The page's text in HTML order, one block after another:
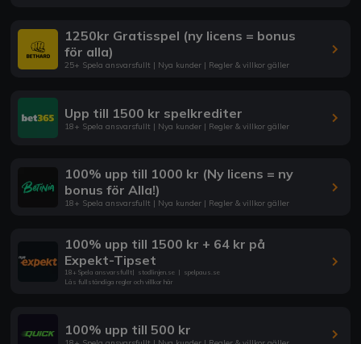
1250kr Gratisspel (ny licens = bonus
för alla)
25+ Spela ansvarsfullt | Nya kunder | Regler & villkor gäller
Upp till 1500 kr spelkrediter
18+ Spela ansvarsfullt | Nya kunder | Regler & villkor gäller
100% upp till 1000 kr (Ny licens = ny
bonus för Alla!)
18+ Spela ansvarsfullt | Nya kunder | Regler & villkor gäller
100% upp till 1500 kr + 64 kr på
Expekt-Tipset
18+ Spela ansvarsfullt| stodlinjen.se | spelpaus.se
Läs fullständiga regler och villkor här
100% upp till 500 kr